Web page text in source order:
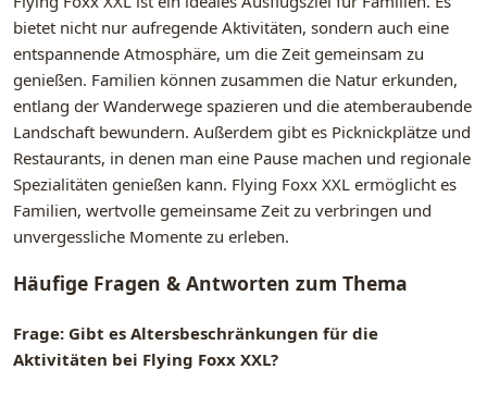
bietet nicht nur aufregende Aktivitäten, sondern auch eine
entspannende Atmosphäre, um die Zeit gemeinsam zu
genießen. Familien können zusammen die Natur erkunden,
entlang der Wanderwege spazieren und die atemberaubende
Landschaft bewundern. Außerdem gibt es Picknickplätze und
Restaurants, in denen man eine Pause machen und regionale
Spezialitäten genießen kann. Flying Foxx XXL ermöglicht es
Familien, wertvolle gemeinsame Zeit zu verbringen und
unvergessliche Momente zu erleben.
Häufige Fragen & Antworten zum Thema
Frage: Gibt es Altersbeschränkungen für die
Aktivitäten bei Flying Foxx XXL?